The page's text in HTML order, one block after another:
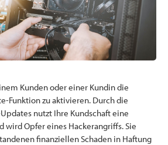
Kunden oder einer Kundin die
Funktion zu aktivieren. Durch die
nutzt Ihre Kundschaft eine
wird Opfer eines Hackerangriffs. Sie
finanziellen Schaden in Haftung